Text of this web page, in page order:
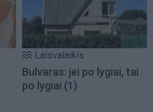
Laisvalaikis
Bulvaras: jei po lygiai, tai
po lygiai (1)